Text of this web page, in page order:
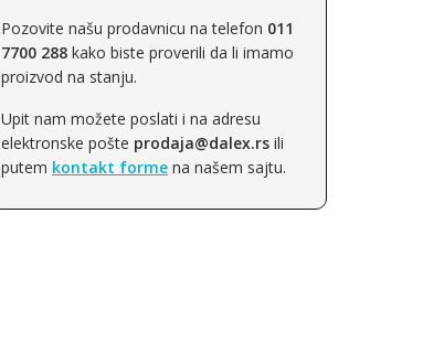
Pozovite našu prodavnicu na telefon 011
7700 288 kako biste proverili da li imamo
proizvod na stanju.
Upit nam možete poslati i na adresu
elektronske pošte prodaja@dalex.rs ili
putem kontakt forme na našem sajtu.